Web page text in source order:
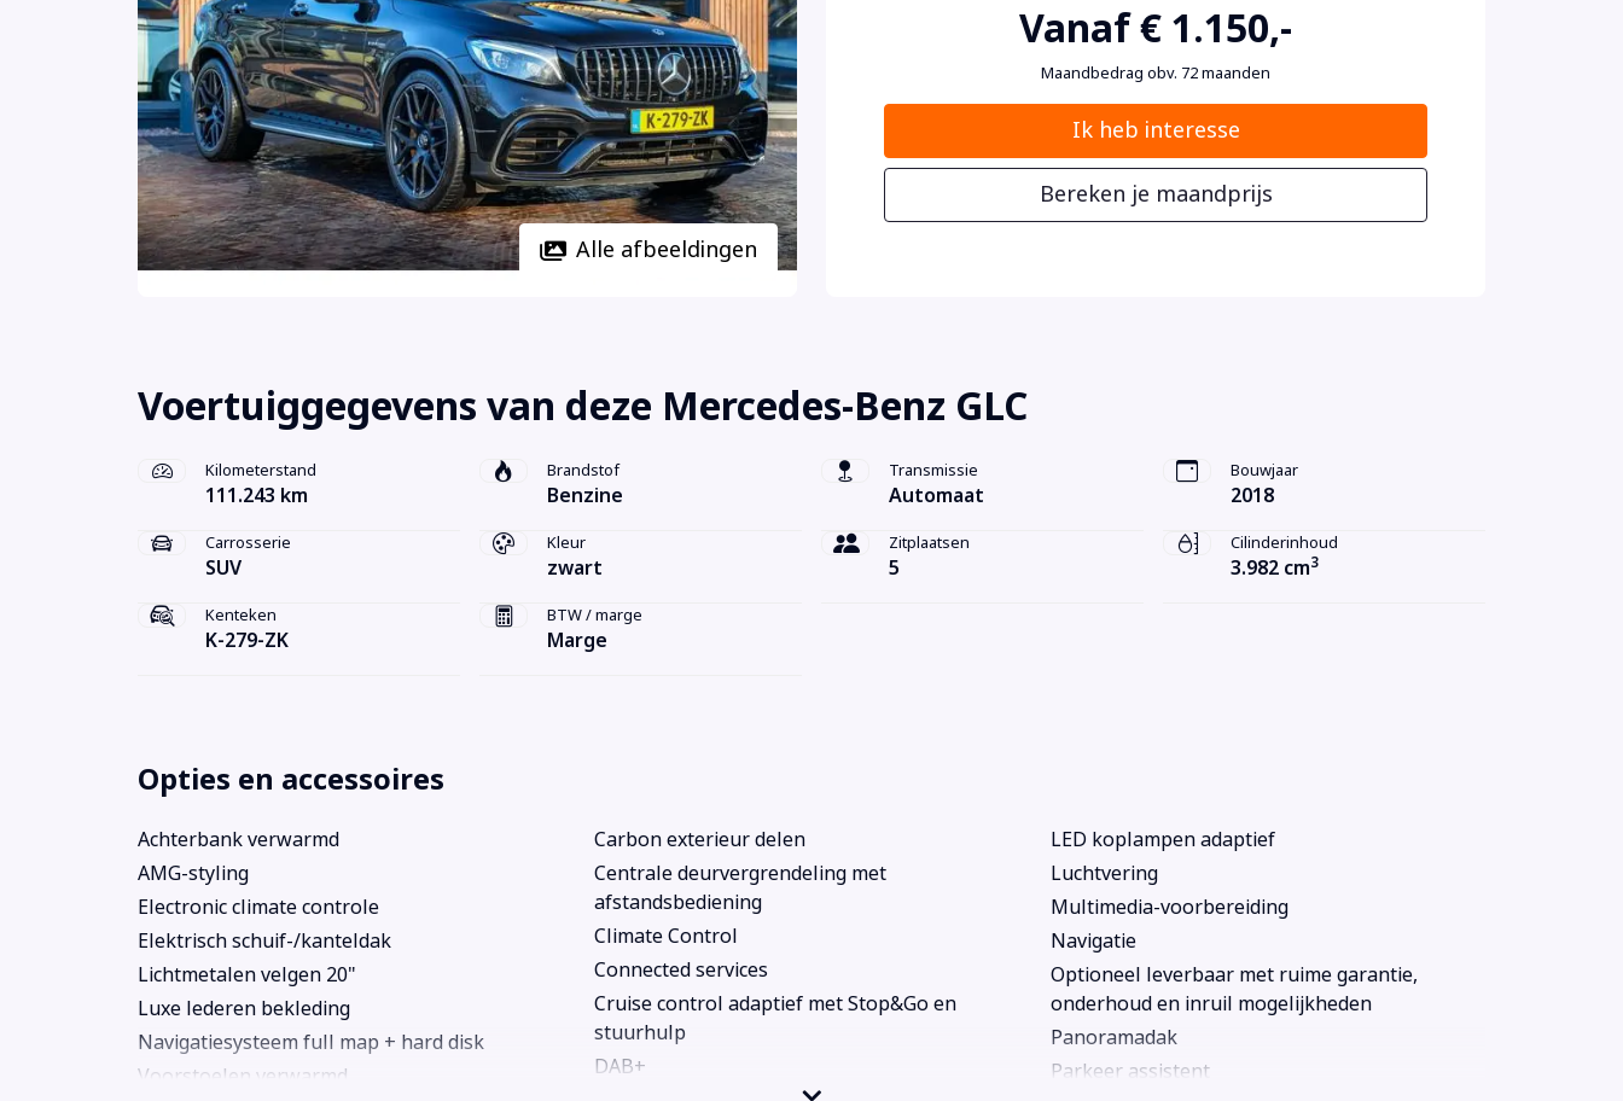
Alle afbeeldingen
Vanaf € 1.150,-
Maandbedrag obv. 72 maanden
Ik heb interesse
Bereken je maandprijs
Voertuiggegevens van deze Mercedes-Benz GLC
Kilometerstand
111.243 km
Brandstof
Benzine
Transmissie
Automaat
Bouwjaar
2018
Carrosserie
SUV
Kleur
zwart
Zitplaatsen
5
Cilinderinhoud
3.982 cm3
Kenteken
K-279-ZK
BTW / marge
Marge
Opties en accessoires
Achterbank verwarmd
AMG-styling
Electronic climate controle
Elektrisch schuif-/kanteldak
Lichtmetalen velgen 20"
Luxe lederen bekleding
Navigatiesysteem full map + hard disk
Voorstoelen verwarmd
Carbon exterieur delen
Centrale deurvergrendeling met
afstandsbediening
Climate Control
Connected services
Cruise control adaptief met Stop&Go en
stuurhulp
DAB+
LED koplampen adaptief
Luchtvering
Multimedia-voorbereiding
Navigatie
Optioneel leverbaar met ruime garantie,
onderhoud en inruil mogelijkheden
Panoramadak
Parkeer assistent